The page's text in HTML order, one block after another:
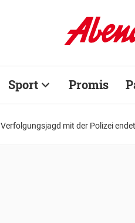
Sport Promis
Verfolgungsjagd mit der Polizei